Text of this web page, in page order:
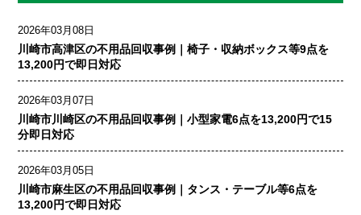
2026年03月08日
川崎市高津区の不用品回収事例｜椅子・収納ボックス等9点を
13,200円で即日対応
2026年03月07日
川崎市川崎区の不用品回収事例｜小型家電6点を13,200円で15
分即日対応
2026年03月05日
川崎市麻生区の不用品回収事例｜タンス・テーブル等6点を
13,200円で即日対応